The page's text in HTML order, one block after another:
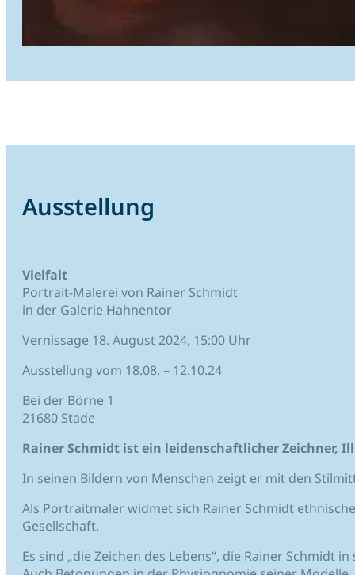
Ausstellung
Vielfalt
Portrait-Malerei von Rainer Schmidt
in der Galerie Hahnentor
Vernissage 18. August 2024, 15:00 Uhr
Ausstellung vom 18.08. – 12.10.24
Bei der Börne 1
21680 Stade
Rainer Schmidt ist ein leidenschaftlicher Zeichner,
In seinen Bildern von Menschen zeigt er mit den
Als Portraitmaler widmet sich Rainer Schmidt
Gesellschaft.
Es sind „die Zeichen des Lebens“, die Rainer